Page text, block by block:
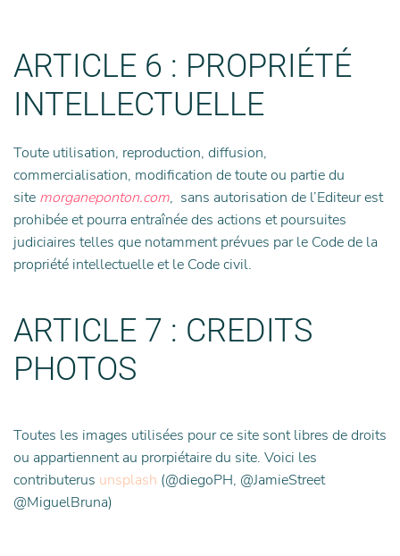
ARTICLE 6 : PROPRIÉTÉ
INTELLECTUELLE
Toute utilisation, reproduction, diffusion,
commercialisation, modification de toute ou partie du
site morganeponton.com, sans autorisation de l’Editeur est
prohibée et pourra entraînée des actions et poursuites
judiciaires telles que notamment prévues par le Code de la
propriété intellectuelle et le Code civil.
ARTICLE 7 : CREDITS
PHOTOS
Toutes les images utilisées pour ce site sont libres de droits
ou appartiennent au prorpiétaire du site. Voici les
contributerus unsplash (@diegoPH, @JamieStreet
@MiguelBruna)